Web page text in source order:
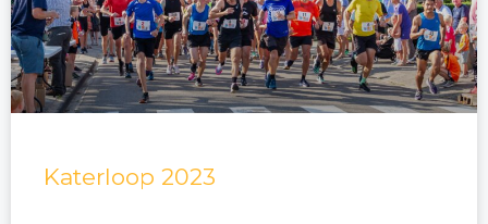
Katerloop 2023